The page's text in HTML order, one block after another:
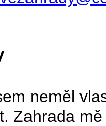
neměl
Zahrada